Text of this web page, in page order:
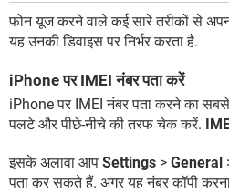
फोन यूज करने वाले कई सारे तरीकों से
यह उनकी डिवाइस पर निर्भर करता है.
iPhone पर IMEI नंबर पता करें
iPhone पर IMEI नंबर पता करने का
पलटे और पीछे-नीचे की तरफ चेक करें.
इसके अलावा आप Settings > General
पता कर सकते हैं. अगर यह नंबर कॉपी